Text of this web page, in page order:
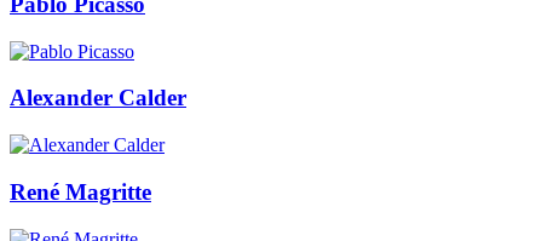
Alexander Calder
René Magritte